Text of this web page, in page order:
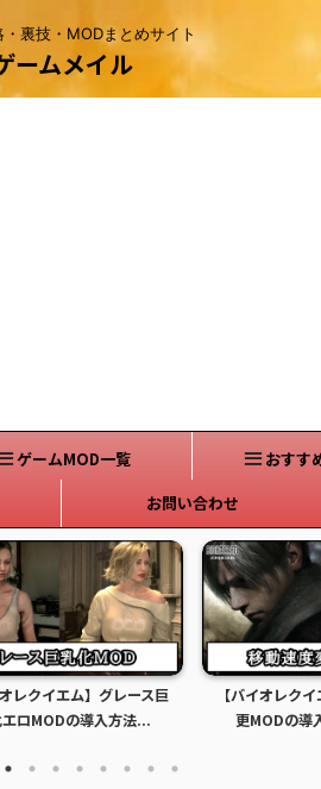
・裏技・MODまとめサイト
ームメイル
ゲームMOD一覧 おすす
お問い合わせ
オレクイエム】グレース巨
ロMODの導入方法...
【バイオレク
更MODの導